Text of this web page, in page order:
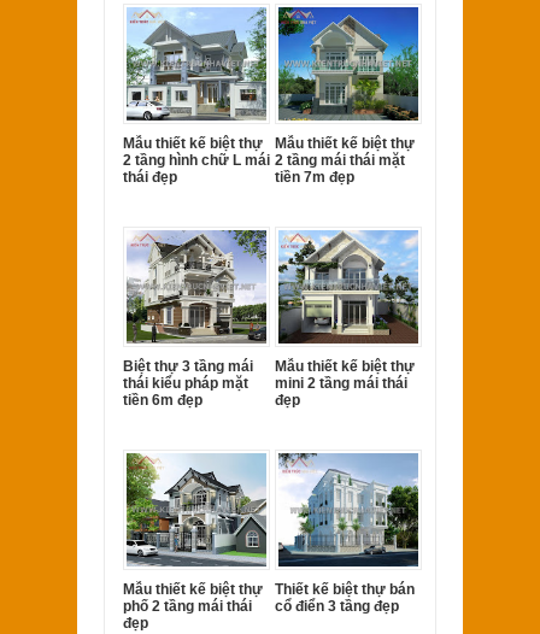
Mẫu thiết kế biệt thự
2 tầng hình chữ L mái
thái đẹp
Mẫu thiết kế biệt thự
2 tầng mái thái mặt
tiền 7m đẹp
Biệt thự 3 tầng mái
thái kiểu pháp mặt
tiền 6m đẹp
Mẫu thiết kế biệt thự
mini 2 tầng mái thái
đẹp
Mẫu thiết kế biệt thự
phố 2 tầng mái thái
đẹp
Thiết kế biệt thự bán
cổ điển 3 tầng đẹp